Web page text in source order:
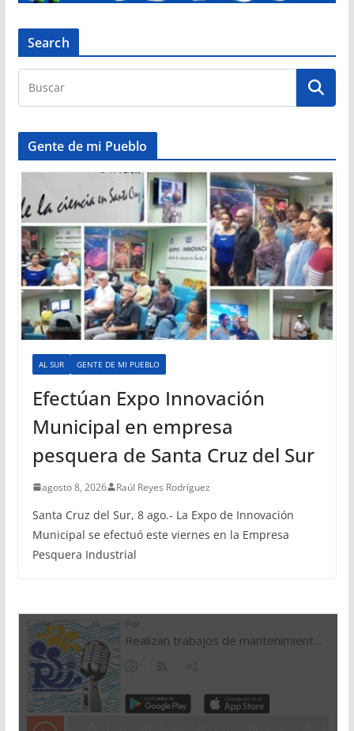
Search
Gente de mi Pueblo
AL SUR GENTE DE MI PUEBLO
Efectúan Expo Innovación
Municipal en empresa
pesquera de Santa Cruz del Sur
agosto 8, 2026 Raúl Reyes Rodríguez
Santa Cruz del Sur, 8 ago.- La Expo de Innovación
Municipal se efectuó este viernes en la Empresa
Pesquera Industrial